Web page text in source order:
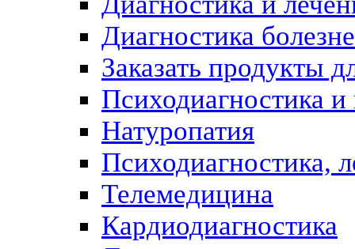
Диагностика
Заказать продукты
Психодиагностика
Натуропатия
Психодиагностика,
Телемедицина
Кардиодиагностика